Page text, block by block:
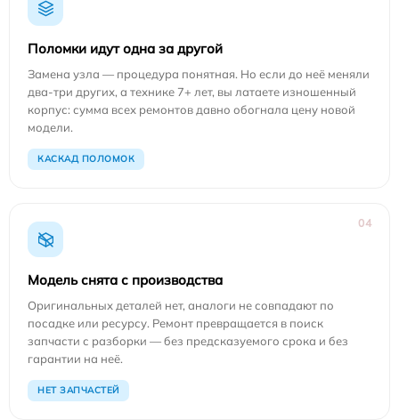
Поломки идут одна за другой
Замена узла — процедура понятная. Но если до неё меняли
два-три других, а технике 7+ лет, вы латаете изношенный
корпус: сумма всех ремонтов давно обогнала цену новой
модели.
КАСКАД ПОЛОМОК
04
Модель снята с производства
Оригинальных деталей нет, аналоги не совпадают по
посадке или ресурсу. Ремонт превращается в поиск
запчасти с разборки — без предсказуемого срока и без
гарантии на неё.
НЕТ ЗАПЧАСТЕЙ